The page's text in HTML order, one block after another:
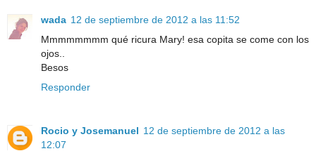
wada 12 de septiembre de 2012 a las 11:52
Mmmmmmmm qué ricura Mary! esa copita se come con los
ojos..
Besos
Responder
Rocio y Josemanuel 12 de septiembre de 2012 a las
12:07